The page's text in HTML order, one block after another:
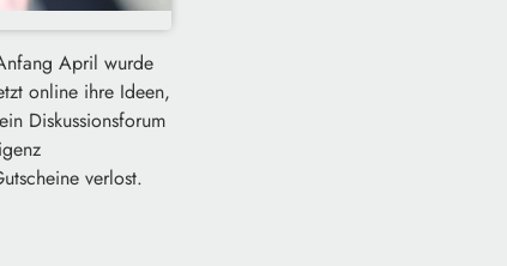
April wurde
online ihre Ideen,
Diskussionsforum
verlost.